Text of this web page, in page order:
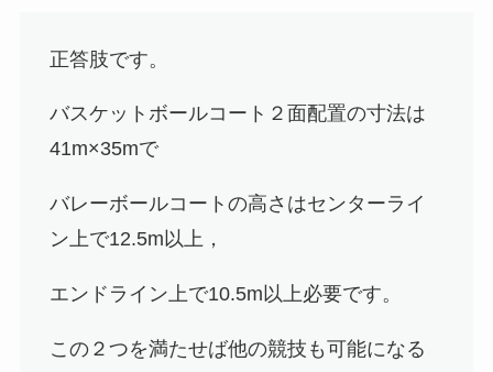
正答肢です。
バスケットボールコート２面配置の寸法は
41m×35mで
バレーボールコートの高さはセンターライ
ン上で12.5m以上，
エンドライン上で10.5m以上必要です。
この２つを満たせば他の競技も可能になる